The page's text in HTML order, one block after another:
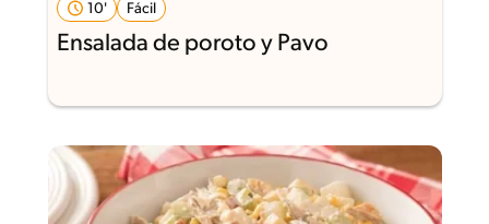
10' Fácil
Ensalada de poroto y Pavo